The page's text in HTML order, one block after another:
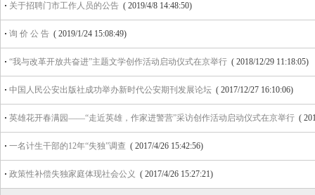
· 关于招聘门市工作人员的公告 ( 2019/4/8 14:48:50)
· 询 价 公 告 ( 2019/1/24 15:08:49)
· “我与改革开放共奋进”主题文学创作活动启动仪式在京举行 ( 2018/12/29 11:18:05)
· 中国人民公安出版社成功举办新时代公安期刊发展论坛 ( 2017/12/27 16:10:06)
· 英雄花开春满园——“走近英雄，作家进警营”采访创作活动启动仪式在京举行 (
· 一名计生干部的12年“失独”调查 ( 2017/4/26 15:42:56)
· 政策性补偿失独家庭体现社会公义 ( 2017/4/26 15:27:21)